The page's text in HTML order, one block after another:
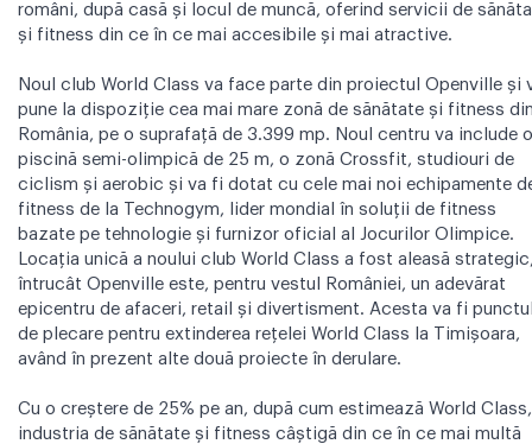
români, după casă și locul de muncă, oferind servicii de
și fitness din ce în ce mai accesibile și mai atractive.
Noul club World Class va face parte din proiectul Openville și
pune la dispoziție cea mai mare zonă de sănătate și fitness
România, pe o suprafață de 3.399 mp. Noul centru va include o
piscină semi-olimpică de 25 m, o zonă Crossfit, studiouri de
ciclism și aerobic și va fi dotat cu cele mai noi echipamente
fitness de la Technogym, lider mondial în soluții de fitness
bazate pe tehnologie și furnizor oficial al Jocurilor Olimpice.
Locația unică a noului club World Class a fost aleasă
întrucât Openville este, pentru vestul României, un adevărat
epicentru de afaceri, retail și divertisment. Acesta va fi
de plecare pentru extinderea rețelei World Class la Timișoara,
având în prezent alte două proiecte în derulare.
Cu o creștere de 25% pe an, după cum estimează World Class,
industria de sănătate și fitness câștigă din ce în ce mai multă